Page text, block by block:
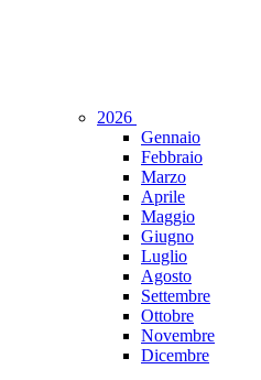
2026
Gennaio
Febbraio
Marzo
Aprile
Maggio
Giugno
Luglio
Agosto
Settembre
Ottobre
Novembre
Dicembre